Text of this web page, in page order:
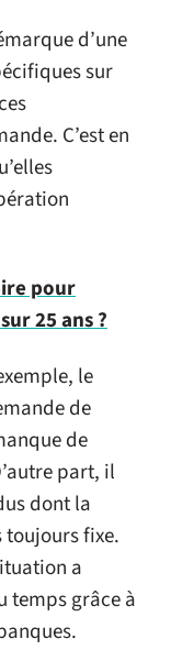
d’une
sur
C’est en
pour
25 ans ?
le
de
de
part, il
dont la
toujours fixe.
a
temps grâce à